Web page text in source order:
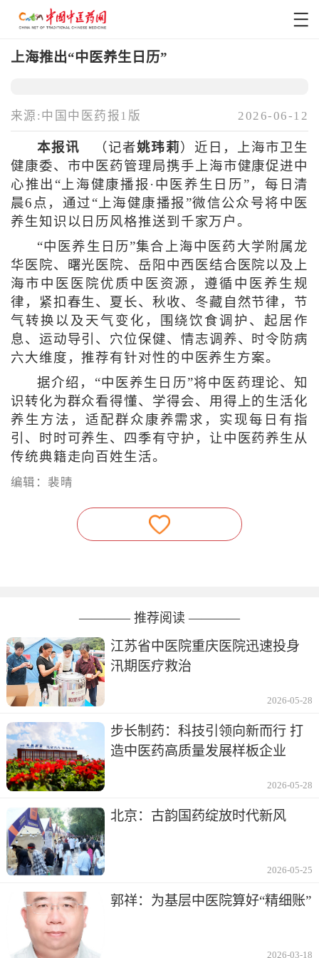
上海推出“中医养生日历”
来源:中国中医药报1版 2026-06-12
本报讯 （记者姚玮莉 ）近日，上海市卫生
健康委、市中医药管理局携手上海市健康促进中
心推出“上海健康播报·中医养生日历”，每日清
晨6点，通过“上海健康播报”微信公众号将中医
养生知识以日历风格推送到千家万户。
“中医养生日历”集合上海中医药大学附属龙
华医院、曙光医院、岳阳中西医结合医院以及上
海市中医医院优质中医资源，遵循中医养生规
律，紧扣春生、夏长、秋收、冬藏自然节律，节
气转换以及天气变化，围绕饮食调护、起居作
息、运动导引、穴位保健、情志调养、时令防病
六大维度，推荐有针对性的中医养生方案。
据介绍，“中医养生日历”将中医药理论、知
识转化为群众看得懂、学得会、用得上的生活化
养生方法，适配群众康养需求，实现每日有指
引、时时可养生、四季有守护，让中医药养生从
传统典籍走向百姓生活。
编辑：裴晴
———— 推荐阅读 ————
江苏省中医院重庆医院迅速投身
汛期医疗救治
2026-05-28
步长制药：科技引领向新而行 打
造中医药高质量发展样板企业
2026-05-28
北京：古韵国药绽放时代新风
2026-05-25
郭祥：为基层中医院算好“精细账”
2026-03-18